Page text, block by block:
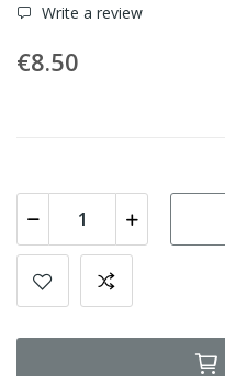
Write a review
€8.50